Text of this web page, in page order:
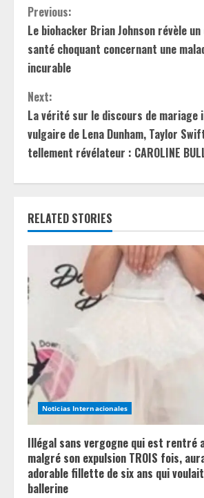
C
o
n
t
i
n
u
e
R
e
a
d
i
n
g
Previous:
Le biohacker Brian Johnson révèle
santé choquant concernant une
incurable
Next:
La vérité sur le discours de mariage
vulgaire de Lena Dunham, Taylor
tellement révélateur : CAROLINE
RELATED STORIES
Noticias Internacionales
Illégal sans vergogne qui est rentré
malgré son expulsion TROIS fois,
adorable fillette de six ans qui
ballerine